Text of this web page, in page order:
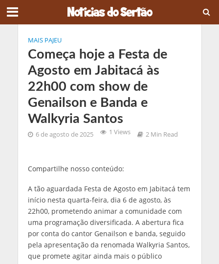
MAIS PAJEU
Começa hoje a Festa de
Agosto em Jabitacá às
22h00 com show de
Genailson e Banda e
Walkyria Santos
6 de agosto de 2025 1 Views 2 Min Read
Compartilhe nosso conteúdo:
A tão aguardada Festa de Agosto em Jabitacá tem
início nesta quarta-feira, dia 6 de agosto, às
22h00, prometendo animar a comunidade com
uma programação diversificada. A abertura fica
por conta do cantor Genailson e banda, seguido
pela apresentação da renomada Walkyria Santos,
que promete agitar ainda mais o público